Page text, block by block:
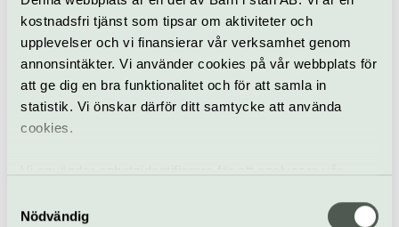
kostnadsfri tjänst som tipsar om aktiviteter och
upplevelser och vi finansierar vår verksamhet genom
annonsintäkter. Vi använder cookies på vår webbplats för
att ge dig en bra funktionalitet och för att samla in
statistik. Vi önskar därför ditt samtycke att använda
cookies.
samt tillhandahålla funktioner för sociala medier. Vi
Nödvändig
Klassiskt Konsert Konserthuset Stockholm
Orfeus skattkammare –
Stylus Phantasticus